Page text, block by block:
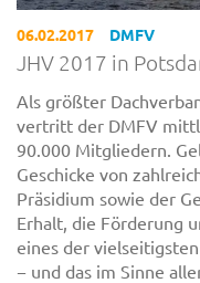
06.02.2017 DMFV
JHV 2017 in
Als größter
vertritt der DMFV
90.000 Mitgliedern.
Geschicke von
Präsidium sowie der
Erhalt, die Förderung
eines der
− und das im Sinne